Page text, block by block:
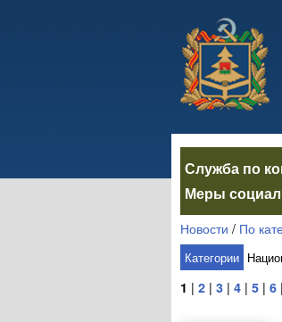
Служба по
Меры
Новости / По
Категории
1 | 2 | 3 | 4 | 5 | 6 |